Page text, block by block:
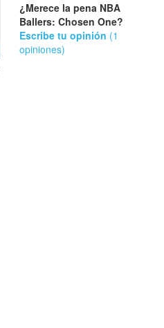
¿Merece la pena NBA
Ballers: Chosen One?
Escribe tu opinión (1
opiniones)